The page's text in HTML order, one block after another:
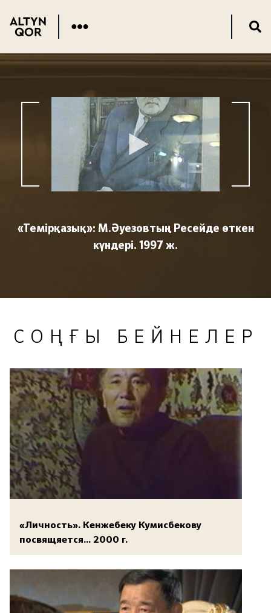
«Темірқазық»: М.Әуезовтың Ресейде өткен
күндері. 1997 ж.
СОҢҒЫ БЕЙНЕЛЕР
«Личность». Кенжебеку Кумисбекову
посвящяется... 2000 г.